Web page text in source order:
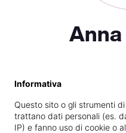
Vedi le
Informativa
Questo sito o gli strumenti
trattano dati personali (es.
IP) e fanno uso di cookie o